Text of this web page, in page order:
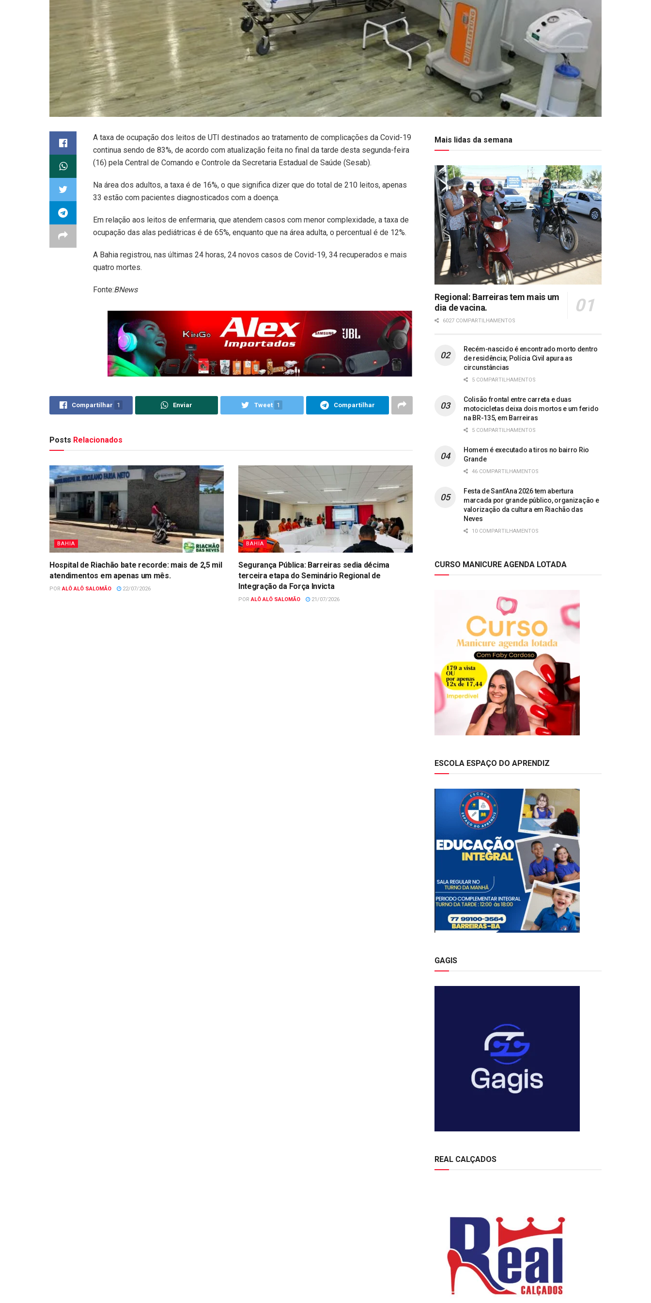
A taxa de ocupação dos leitos de UTI destinados ao tratamento de complicações da Covid-19
continua sendo de 83%, de acordo com atualização feita no final da tarde desta segunda-feira
(16) pela Central de Comando e Controle da Secretaria Estadual de Saúde (Sesab).
Na área dos adultos, a taxa é de 16%, o que significa dizer que do total de 210 leitos, apenas
33 estão com pacientes diagnosticados com a doença.
Em relação aos leitos de enfermaria, que atendem casos com menor complexidade, a taxa de
ocupação das alas pediátricas é de 65%, enquanto que na área adulta, o percentual é de 12%.
A Bahia registrou, nas últimas 24 horas, 24 novos casos de Covid-19, 34 recuperados e mais
quatro mortes.
Fonte:BNews
Compartilhar 1 Enviar Tweet 1 Compartilhar
Posts Relacionados
BAHIA
Hospital de Riachão bate recorde: mais de 2,5 mil
atendimentos em apenas um mês.
POR ALÔ ALÔ SALOMÃO 22/07/2026
BAHIA
Segurança Pública: Barreiras sedia décima
terceira etapa do Seminário Regional de
Integração da Força Invicta
POR ALÔ ALÔ SALOMÃO 21/07/2026
Mais lidas da semana
Regional: Barreiras tem mais um
dia de vacina.
6027 COMPARTILHAMENTOS
Recém-nascido é encontrado morto dentro
de residência; Polícia Civil apura as
circunstâncias
5 COMPARTILHAMENTOS
Colisão frontal entre carreta e duas
motocicletas deixa dois mortos e um ferido
na BR-135, em Barreiras
5 COMPARTILHAMENTOS
Homem é executado a tiros no bairro Rio
Grande
46 COMPARTILHAMENTOS
Festa de Sant’Ana 2026 tem abertura
marcada por grande público, organização e
valorização da cultura em Riachão das
Neves
10 COMPARTILHAMENTOS
CURSO MANICURE AGENDA LOTADA
ESCOLA ESPAÇO DO APRENDIZ
GAGIS
REAL CALÇADOS